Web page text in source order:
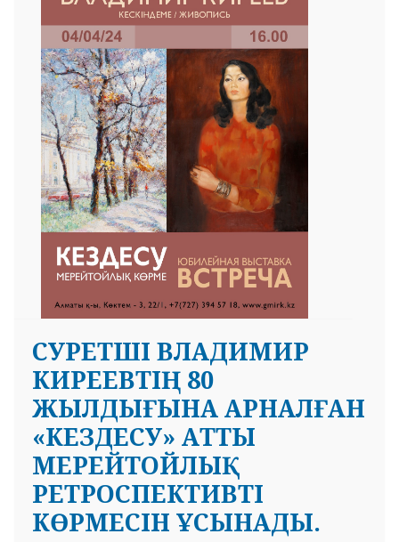
СУРЕТШІ ВЛАДИМИР
КИРЕЕВТІҢ 80
ЖЫЛДЫҒЫНА АРНАЛҒАН
«КЕЗДЕСУ» АТТЫ
МЕРЕЙТОЙЛЫҚ
РЕТРОСПЕКТИВТІ
КӨРМЕСІН ҰСЫНАДЫ.